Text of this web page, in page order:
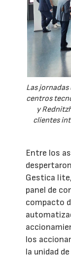
Las
centros
y
clientes
Entre los
Gestica
panel de
compacto
los
la unidad